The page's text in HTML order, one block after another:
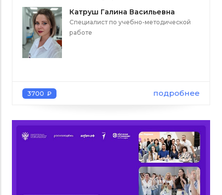
Катруш Галина Васильевна
Специалист по учебно-методической
работе
3700 ₽ подробнее